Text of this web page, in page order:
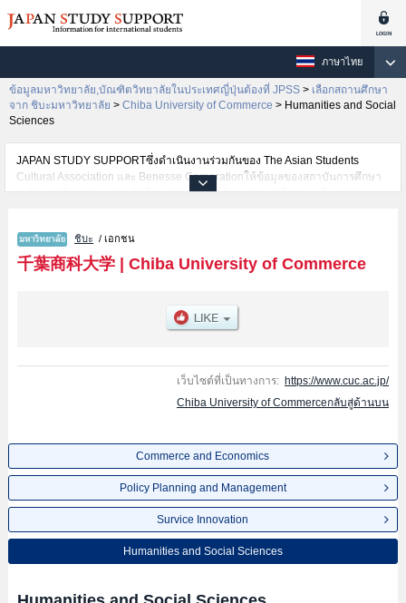
ภาษาไทย
ข้อมูลมหาวิทยาลัย,บัณฑิตวิทยาลัยในประเทศญี่ปุ่นต้องที่ JPSS > เลือกสถานศึกษา
จาก ชิบะมหาวิทยาลัย > Chiba University of Commerce > Humanities and Social
Sciences
JAPAN STUDY SUPPORTซึ่งดำเนินงานร่วมกันของ The Asian Students
Cultural Association และ Benesse Corporationให้ข้อมูลของสถาบันการศึกษา
ระดับมหาวิทยาลัย・บัณฑิตวิทยาลัย・วิทยาลัยระดับอนุปริญญา・วิทยาลัย
นักศึกษาต่างชาติเช่นข้อมูลของแต่ละคณะ,ข้อมูลการสอบคัดเลือกเข้าศึกษาเช่น
จำนวนคนที่รับสมัครหรือจำนวนคนที่ผ่านการสอบคัดเลือกเป็นต้น,แนะนำสถาน
ที่,การเดินทางเป็นต้นไว้ด้วยดังนั้นขอเชิญใช้บริการค้นหาข้อมูลตามอัธยาศัย
ชิบะ / เอกชน
千葉商科大学| Chiba University of Commerce
เว็บไซต์ที่เป็นทางการ: https://www.cuc.ac.jp/
Chiba University of Commerceกลับสู่ด้านบน
Commerce and Economics
Policy Planning and Management
Survice Innovation
Humanities and Social Sciences